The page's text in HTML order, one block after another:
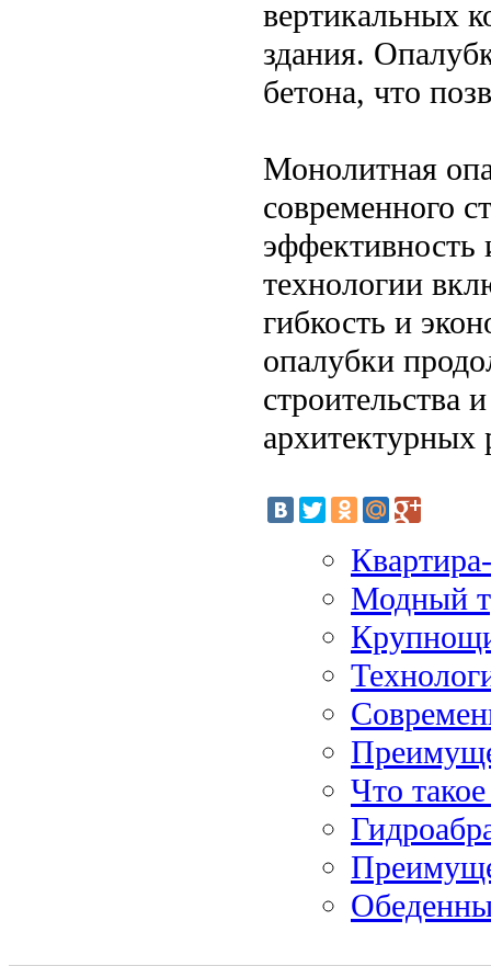
вертикальных
здания.
бетона, что
Монолитная
современного
эффективность
технологии
гибкость и
опалубки
строительства
Модный
Что